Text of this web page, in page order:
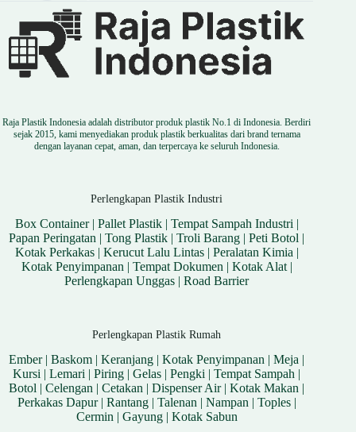
Raja Plastik Indonesia adalah distributor produk plastik No.1 di Indonesia. Berdiri
sejak 2015, kami menyediakan produk plastik berkualitas dari brand ternama
dengan layanan cepat, aman, dan terpercaya ke seluruh Indonesia.
Perlengkapan Plastik Industri
Box Container| Pallet Plastik| Tempat Sampah Industri |
Papan Peringatan |Tong Plastik |Troli Barang |Peti Botol |
Kotak Perkakas| Kerucut Lalu Lintas| Peralatan Kimia |
Kotak Penyimpanan | Tempat Dokumen | Kotak Alat|
Perlengkapan Unggas |Road Barrier
Perlengkapan Plastik Rumah
Ember|Baskom |Keranjang |Kotak Penyimpanan |Meja |
Kursi |Lemari |Piring |Gelas |Pengki |Tempat Sampah |
Botol |Celengan |Cetakan |Dispenser Air|Kotak Makan |
Perkakas Dapur| Rantang| Talenan | Nampan | Toples|
Cermin | Gayung| Kotak Sabun